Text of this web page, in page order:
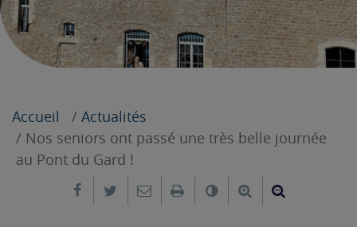
Accueil
Actualités
Nos seniors ont passé une très belle journée
au Pont du Gard !
Partager sur Facebook
Partager sur Twitter
Envoyer par e-mail
ImprimerChanger leAgrandir le